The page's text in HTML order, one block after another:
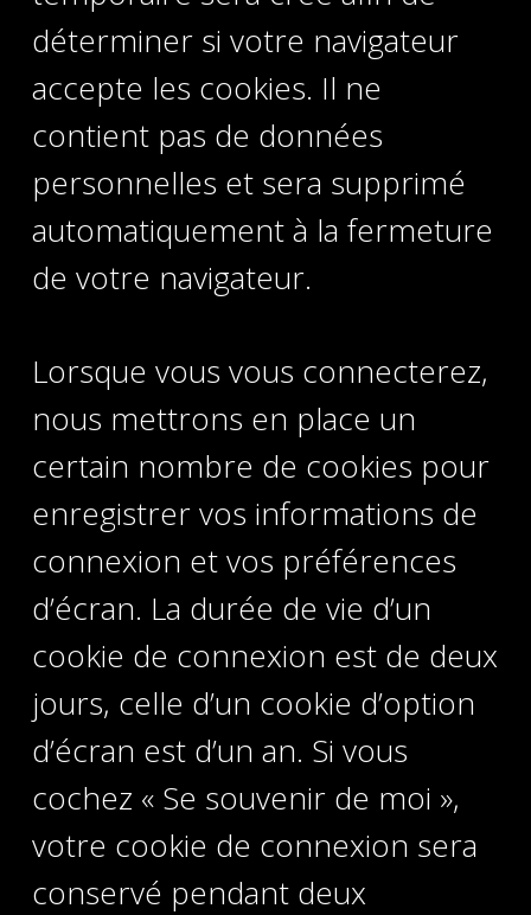
déterminer si votre navigateur
accepte les cookies. Il ne
contient pas de données
personnelles et sera supprimé
automatiquement à la fermeture
de votre navigateur.
Lorsque vous vous connecterez,
nous mettrons en place un
certain nombre de cookies pour
enregistrer vos informations de
connexion et vos préférences
d’écran. La durée de vie d’un
cookie de connexion est de deux
jours, celle d’un cookie d’option
d’écran est d’un an. Si vous
cochez « Se souvenir de moi »,
votre cookie de connexion sera
conservé pendant deux